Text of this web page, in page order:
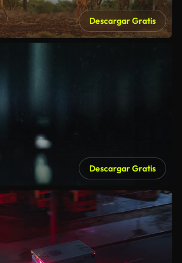
Descargar Gratis
Descargar Gratis